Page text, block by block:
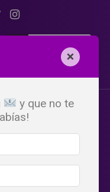
×
y que no te